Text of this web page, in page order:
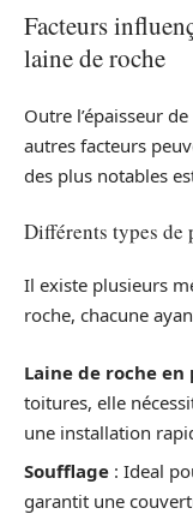
Facteurs
laine de roche
Outre l’épaisseur de
autres facteurs
des plus notables
Différents types de
Il existe plusieurs
roche, chacune
Laine de roche en
toitures, elle
une installation
Soufflage : Ideal
garantit une